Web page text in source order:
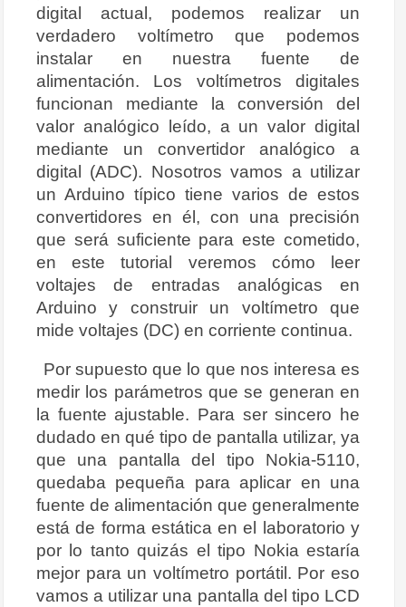
digital actual, podemos realizar un
verdadero voltímetro que podemos
instalar en nuestra fuente de
alimentación. Los voltímetros digitales
funcionan mediante la conversión del
valor analógico leído, a un valor digital
mediante un convertidor analógico a
digital (ADC). Nosotros vamos a utilizar
un Arduino típico tiene varios de estos
convertidores en él, con una precisión
que será suficiente para este cometido,
en este tutorial veremos cómo leer
voltajes de entradas analógicas en
Arduino y construir un voltímetro que
mide voltajes (DC) en corriente continua.
Por supuesto que lo que nos interesa es
medir los parámetros que se generan en
la fuente ajustable. Para ser sincero he
dudado en qué tipo de pantalla utilizar, ya
que una pantalla del tipo Nokia-5110,
quedaba pequeña para aplicar en una
fuente de alimentación que generalmente
está de forma estática en el laboratorio y
por lo tanto quizás el tipo Nokia estaría
mejor para un voltímetro portátil. Por eso
vamos a utilizar una pantalla del tipo LCD